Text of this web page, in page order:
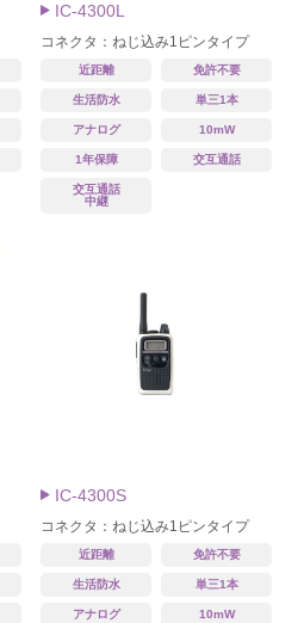
IC-4300L
コネクタ：ねじ込み1ピンタイプ
近距離 免許不要
生活防水 単三1本
アナログ 10mW
1年保障 交互通話
交互通話
中継
IC-4300S
コネクタ：ねじ込み1ピンタイプ
近距離 免許不要
生活防水 単三1本
アナログ 10mW